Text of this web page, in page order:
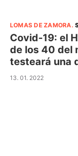
LOMAS DE ZAMORA.
Covid-19: el
de los 40 del
testeará una
13. 01. 2022